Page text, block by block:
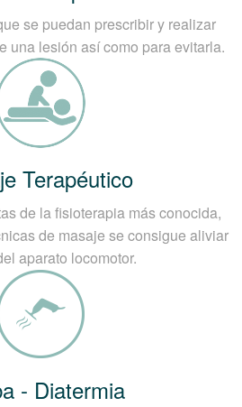
se puedan prescribir y realizar
una lesión así como para evitarla.
Terapéutico
de la fisioterapia más conocida,
de masaje se consigue aliviar
aparato locomotor.
- Diatermia